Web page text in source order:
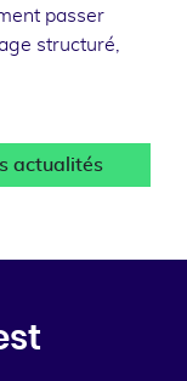
passer
structuré,
actualités